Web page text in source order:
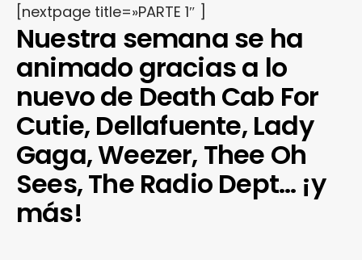
[nextpage title=»PARTE 1″ ]
Nuestra semana se ha
animado gracias a lo
nuevo de Death Cab For
Cutie, Dellafuente, Lady
Gaga, Weezer, Thee Oh
Sees, The Radio Dept… ¡y
más!